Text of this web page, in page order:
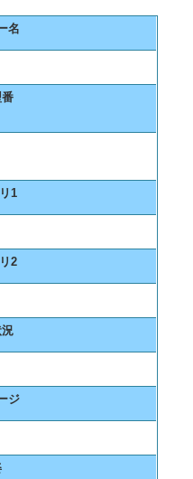
名
1
2
ジ